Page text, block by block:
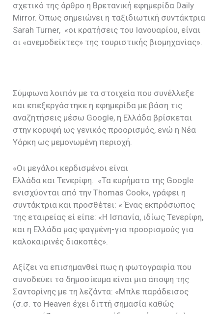
σχετικό της άρθρο η Βρετανική εφημερίδα Daily
Mirror. Όπως σημειώνει η ταξιδιωτική συντάκτρια
Sarah Turner, «οι κρατήσεις του Ιανουαρίου, είναι
οι «ανεμοδείκτες» της τουριστικής βιομηχανίας».
Σύμφωνα λοιπόν με τα στοιχεία που συνέλλεξε
και επεξεργάστηκε η εφημερίδα με βάση τις
αναζητήσεις μέσω Google, η Ελλάδα βρίσκεται
στην κορυφή ως γενικός προορισμός, ενώ η Νέα
Υόρκη ως μεμονωμένη περιοχή.
«Οι μεγάλοι κερδισμένοι είναι
Ελλάδα και Τενερίφη. «Τα ευρήματα της Google
ενισχύονται από την Thomas Cook», γράφει η
συντάκτρια και προσθέτει: « Ένας εκπρόσωπος
της εταιρείας εί είπε: «Η Ισπανία, ιδίως Τενερίφη,
και η Ελλάδα μας ψαγμένη-για προορισμούς για
καλοκαιρινές διακοπές».
Αξίζει να επισημανθεί πως η φωτογραφία που
συνοδεύει το δημοσίευμα είναι μια άποψη της
Σαντορίνης με τη λεζάντα: «Μπλε παράδεισος
(σ.σ. το Heaven έχει διττή σημασία καθώς